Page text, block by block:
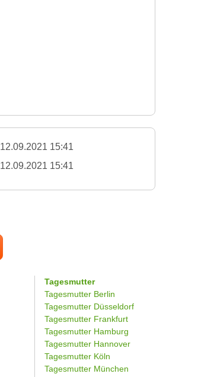
12.09.2021 15:41
12.09.2021 15:41
Tagesmutter
Tagesmutter Berlin
Tagesmutter Düsseldorf
Tagesmutter Frankfurt
Tagesmutter Hamburg
Tagesmutter Hannover
Tagesmutter Köln
Tagesmutter München